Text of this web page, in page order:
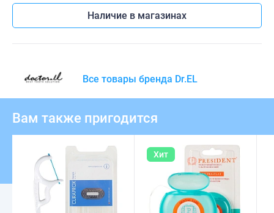
Наличие в магазинах
Все товары бренда Dr.EL
Вам также пригодится
Хит